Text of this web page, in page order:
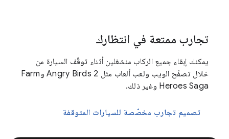
تجارب ممتعة في انتظارك
يمكنك إبقاء جميع الركاب منشغلين أثناء توقّف السيارة من
خلال تصفّح الويب ولعب ألعاب مثل Angry Birds 2 وFarm
Heroes Saga وغير ذلك.
تصميم تجارب مخصّصة للسيارات المتوقفة